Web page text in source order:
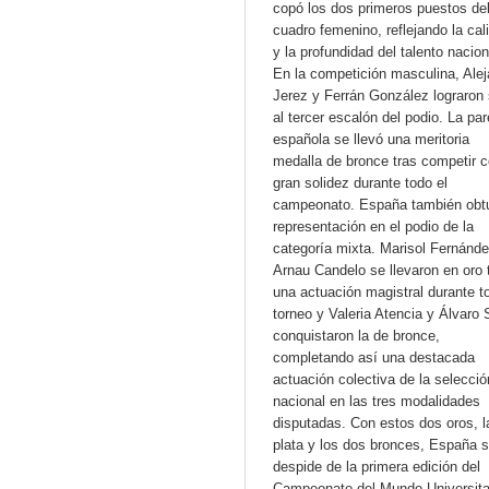
copó los dos primeros puestos del
cuadro femenino, reflejando la
y la profundidad del talento
En la competición masculina,
Jerez y Ferrán González lograron
al tercer escalón del podio. La
española se llevó una meritoria
medalla de bronce tras competir
gran solidez durante todo el
campeonato. España también
representación en el podio de la
categoría mixta. Marisol
Arnau Candelo se llevaron en oro
una actuación magistral durante
torneo y Valeria Atencia y Álvaro
conquistaron la de bronce,
completando así una destacada
actuación colectiva de la
nacional en las tres modalidades
disputadas. Con estos dos oros,
plata y los dos bronces, España
despide de la primera edición del